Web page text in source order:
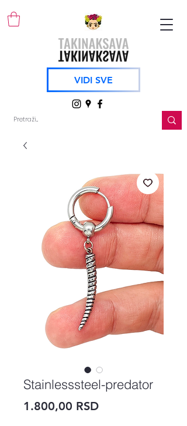
VIDI SVE
Stainlesssteel-predator
1.800,00 RSDPrice